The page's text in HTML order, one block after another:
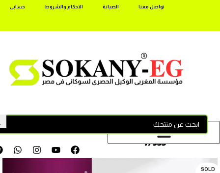
تواصل معنا الصيانة الاحكام والشروط حسابى
17355
SOLD